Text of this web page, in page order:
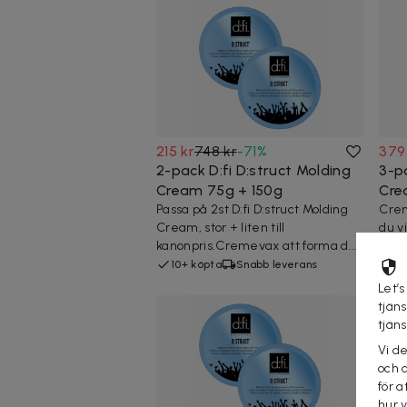
215 kr748 kr-71%
2-pack D:fi D:struct Molding
Cream 75g + 150g
Passa på 2st D:fi D:struct Molding
Cream, stor + liten till
kanonpris.Cremevax att forma d...
10+ köpta Snabb leverans
3-
du
Vi
och
för